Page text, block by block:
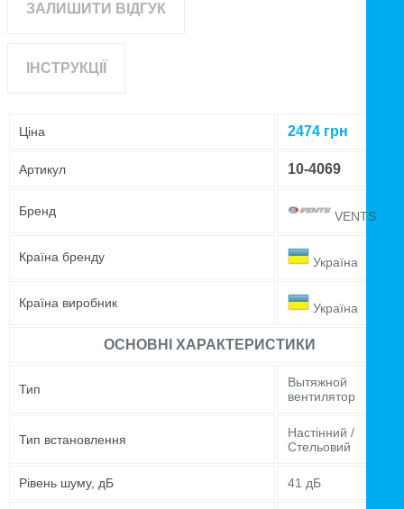
ЗАЛИШИТИ ВІДГУК
ІНСТРУКЦІЇ
Ціна 2474 грн
Артикул 10-4069
Бренд VENTS
Країна бренду Україна
Країна виробник Україна
ОСНОВНІ ХАРАКТЕРИСТИКИ
Тип
Вытяжной
вентилятор
Тип встановлення
Настінний /
Стельовий
Рівень шуму, дБ 41 дБ